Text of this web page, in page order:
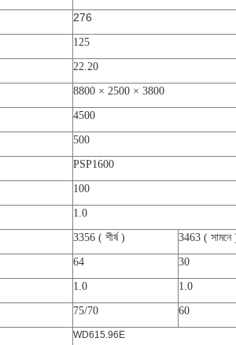
276
125
22.20
8800 × 2500 × 3800
4500
500
PSP1600
100
1.0
3356 ( শীর্ষ ) 3463 ( সামনে
64 30
1.0 1.0
75/70 60
WD615.96E